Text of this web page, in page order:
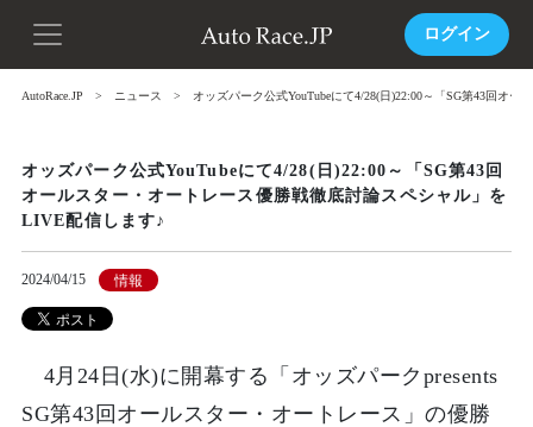
ログイン
AutoRace.JP ニュース オッズパーク公式YouTubeにて4/28(日)22:00～「SG第43回オ
オッズパーク公式YouTubeにて4/28(日)22:00～「SG第43回
オールスター・オートレース優勝戦徹底討論スペシャル」を
LIVE配信します♪
2024/04/15 情報
4月24日(水)に開幕する「オッズパークpresents
SG第43回オールスター・オートレース」の優勝